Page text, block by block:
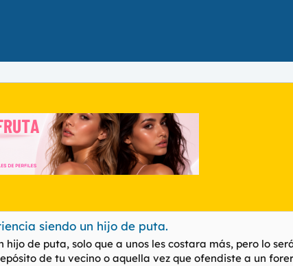
siendo un hijo de puta.
de puta, solo que a unos les costara más, pero lo
de tu vecino o aquella vez que ofendiste a un